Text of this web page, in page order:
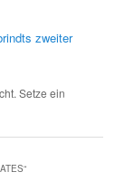
zweiter
Setze ein
“